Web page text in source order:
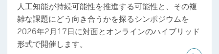
人工知能が持続可能性を推進する可能性と、その複
雑な課題にどう向き合うかを探るシンポジウムを
2026年2月17日に対面とオンラインのハイブリッド
形式で開催します。